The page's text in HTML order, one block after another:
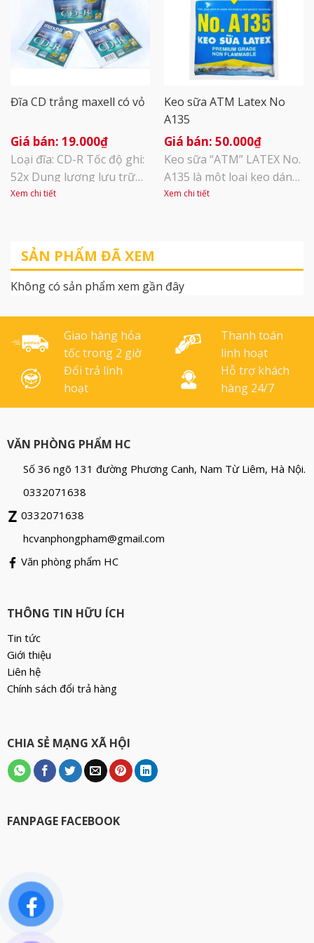
chắn và dẻo dai Dây thít
300mm rất phù hợp với
các công trình [...]
Đĩa CD trắng maxell có vỏ
19.000₫
Loại đĩa: CD-R Tốc độ ghi:
52x Dung lượng lưu trữ
:700MB / 80 phút Audio /
ảnh, video, phần mềm và
thập
Xem chi tiết
Keo sữa ATM Latex No
A135
50.000₫
Keo sữa “ATM” LATEX No.
A135 là một lọai keo dán
PVA tổng hợp chất lượng
cho người sử dụng và
dẫn sử dụng Keo sữa đa
năng Latex: [...]
Xem chi tiết
SẢN PHẨM ĐÃ XEM
Không có sản phẩm xem gần đây
Giao hàng hỏa
tốc trong 2 giờ
Thanh toán
linh hoạt
Đổi trả linh
hoạt
Hỗ trợ khách
hàng 24/7
VĂN PHÒNG PHẨM HC
Số 36 ngõ 131 đường Phương Canh, Nam Từ Liêm, Hà Nội.
0332071638
0332071638
hcvanphongpham@gmail.com
Văn phòng phẩm HC
THÔNG TIN HỮU ÍCH
Tin tức
Giới thiệu
Liên hệ
Chính sách đổi trả hàng
CHIA SẺ MẠNG XÃ HỘI
FANPAGE FACEBOOK